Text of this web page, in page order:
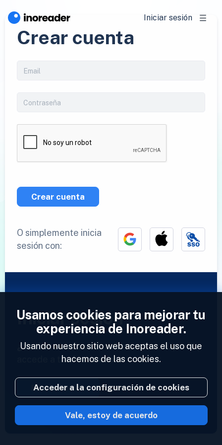
Iniciar sesión
Crear cuenta
Crear cuenta
O simplemente inicia
sesión con:
Iniciar sesión
¿Ya tienes una cuenta?Introduce tu perfil y
accede a tus feeds ahora.
Iniciar sesión
2023 © Inoreader
Usamos cookies para mejorar tu
experiencia de Inoreader.
Usando nuestro sitio web aceptas el uso que
hacemos de las cookies.
Acceder a la configuración de cookies
Vale, estoy de acuerdo